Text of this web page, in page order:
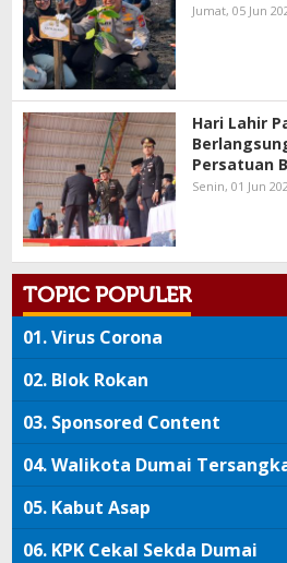
Jumat, 05 Jun
Hari Lahir
Persatuan
Senin, 01 Jun
TOPIC POPULER
01.Virus Corona
02. Blok Rokan
03. Sponsored Content
04.Walikota Dumai
05. Kabut Asap
06. KPK Cekal Sekda Dumai